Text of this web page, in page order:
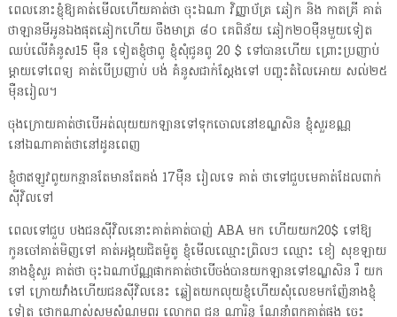
ពេលនោះខ្ញុំឱ្យគាត់មើលហើយគាត់ថា ចុះឯណា វិញ្ញាប័ត្រ ឆៀក និង កាតគ្រី គាត់
ថាឡានមីអូនឯងផុតឆៀកហើយ ចឹងមាត្រ ៨០ គេពិន័យ ឆៀក២០មុឺនមួយទៀត
ឈប់លើគំនូស15 មុឺន ទៀតខ្ញុំថាពូ ខ្ញុំសុំជូនពូ 20 $ ទៅបានហើយ ព្រោះប្រញាប់
ម្តាយទៅពេទ្យ គាត់បើប្រញាប់ បង់ គំនូសជាក់ស្តែងទៅ បញ្ចុះតំលៃអោយ សល់២៥
មុឺនរៀល។
ចុងក្រោយគាត់ថាបើអត់លុយយកឡានទៅទុកចោលនៅខណ្ឌសិន ខ្ញុំសួរខណ្ណ
នៅឯណាគាត់ថានៅដូនពេញ
ខ្ញុំថាឥឡូវពូយកន្មានតែមានតែគង់ 17មុឺន រៀលទេ គាត់ ថាទៅជួបមេគាត់ដែលពាក់
សុីវិលទៅ
ពេលទៅជួប បងជនសុីវិលនោះគាត់គាត់បាញ់ ABA មក ហើយយក20$ ទៅឱ្យ
កូនចៅគាត់មិញទៅ គាត់អង្គុយជិតម៉ូតូ ខ្ញុំមើលឈ្មោះព្រិលៗ ឈ្មោះ ខៀ សុខឡាយ
នាងខ្ញុំសួរ គាត់ថា ចុះឯណាប័ណ្ណផាកគាត់ថាបើចង់បានយកឡានទៅខណ្ឌសិន រឺ យក
ទៅ ក្រោយវាំងហើយជនសុីវិលនេះ ឆ្លៀតយកលុយខ្ញុំហើយសុំលេខមកញ៉ែនាងខ្ញុំ
ទៀត ថោកណាស់សូមសំណូមពរ លោកពូ ជួន ណារិន្ទ ណែនាំពួកគាត់ផង ចេះ